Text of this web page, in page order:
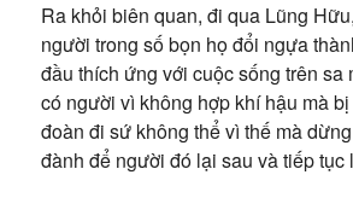
Ra khỏi biên quan, đi qua Lũng
người trong số bọn họ đổi ngựa
đầu thích ứng với cuộc sống trên sa
có người vì không hợp khí hậu mà
đoàn đi sứ không thể vì thế mà
đành để người đó lại sau và tiếp tục